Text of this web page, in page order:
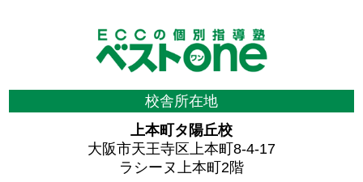
校舎所在地
上本町タ陽丘校
大阪市天王寺区上本町8-4-17
ラシーヌ上本町2階